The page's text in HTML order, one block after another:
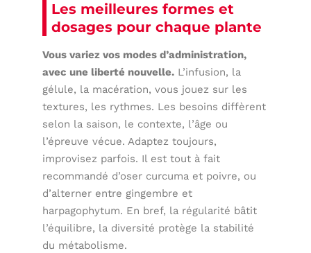
Les meilleures formes et
dosages pour chaque plante
Vous variez vos modes d’administration,
avec une liberté nouvelle. L’infusion, la
gélule, la macération, vous jouez sur les
textures, les rythmes. Les besoins diffèrent
selon la saison, le contexte, l’âge ou
l’épreuve vécue. Adaptez toujours,
improvisez parfois. Il est tout à fait
recommandé d’oser curcuma et poivre, ou
d’alterner entre gingembre et
harpagophytum. En bref, la régularité bâtit
l’équilibre, la diversité protège la stabilité
du métabolisme.